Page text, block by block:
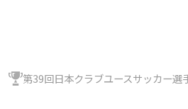
第39回日本クラブユースサッカー